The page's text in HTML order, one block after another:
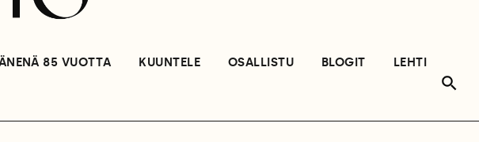
85 VUOTTA KUUNTELE OSALLISTU BLOGIT
LEHTI